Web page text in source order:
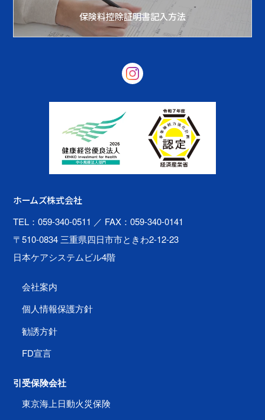
保険料控除証明書記入方法
ホームズ株式会社
TEL：059-340-0511 ／ FAX：059-340-0141
〒510-0834 三重県四日市市ときわ2-12-23
日本ケアシステムビル4階
会社案内
個人情報保護方針
勧誘方針
FD宣言
引受保険会社
東京海上日動火災保険